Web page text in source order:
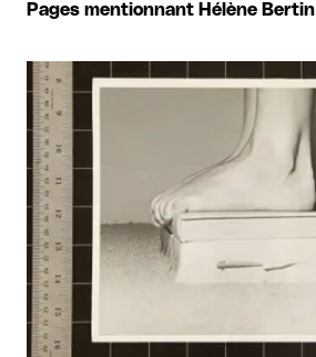
Pages mentionnant Hélène Bertin